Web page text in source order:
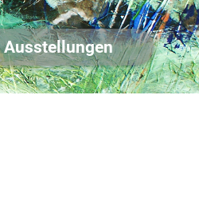
Ausstellungen